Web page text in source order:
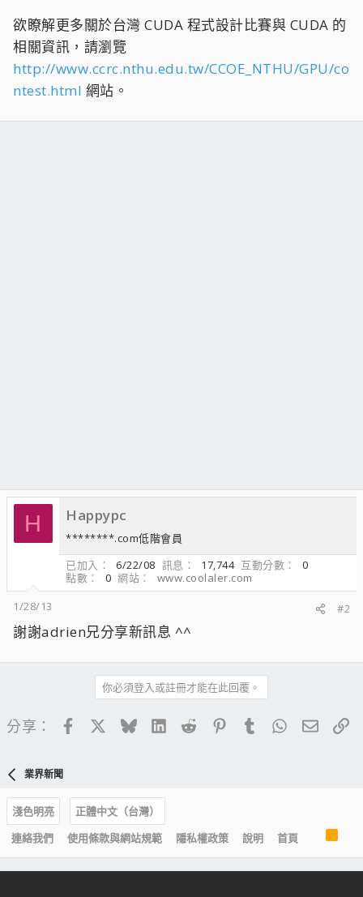
欲瞭解更多關於台灣 CUDA 程式設計比賽與 CUDA 的
相關資訊，請瀏覽
http://www.ccrc.nthu.edu.tw/CCOE_NTHU/GPU/co
ntest.html 網站。
H Happypc
********.com低階會員
已加入
6/22/08 訊息 17,744 互動分數
0
點數
0 網站
www.coolaler.com
1/28/13
#2
謝謝adrien兄分享新訊息 ^^
你必須登入或註冊才能在此回覆。
分享： FacebookBlueskyLinkedIn
Reddit PinterestTumblrWhatsApp
電子
業界新聞
淺色明亮
正體中文（台灣）
連絡我們
使用條款與網站規範 隱私權政策 說明 首頁
S